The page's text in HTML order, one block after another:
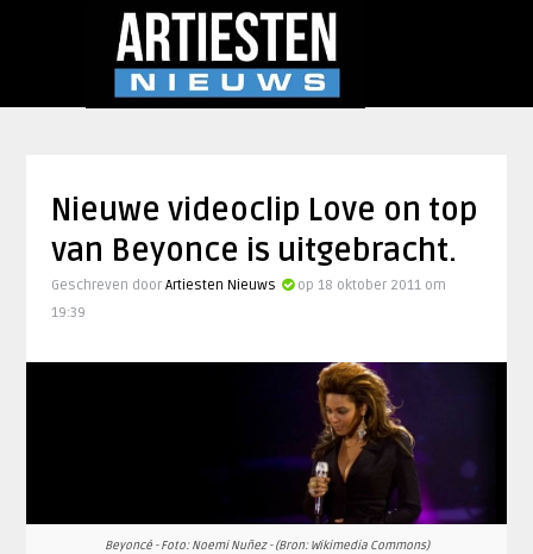
Nieuwe videoclip Love on top
van Beyonce is uitgebracht.
Geschreven door Artiesten Nieuws
op 18 oktober 2011 om
19:39
Beyoncé - Foto: Noemi Nuñez - (Bron: Wikimedia Commons)